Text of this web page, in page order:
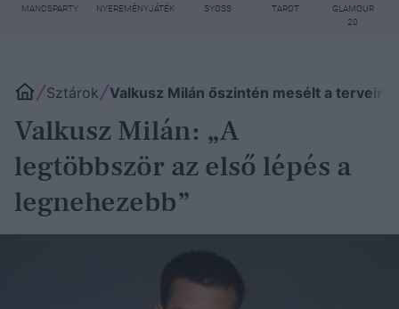
MANCSPARTY NYEREMÉNYJÁTÉK SYOSS TAROT
GLAMOUR
20
Sztárok Valkusz Milán őszintén mesélt a
Valkusz Milán: „A
legtöbbször az első lépés a
legnehezebb”